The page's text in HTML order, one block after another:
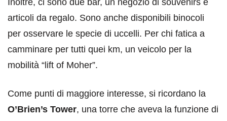
Inoltre, ci sono due bar, un negozio di souvenirs e
articoli da regalo. Sono anche disponibili binocoli
per osservare le specie di uccelli. Per chi fatica a
camminare per tutti quei km, un veicolo per la
mobilità “lift of Moher”.
Come punti di maggiore interesse, si ricordano l a
O’Brien’s Tower, una torre che aveva la funzione di